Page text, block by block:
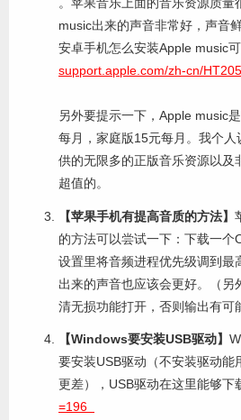
。苹果音乐上面的音乐资源质量
music出来的声音非常好，声音
安卓手机怎么安装Apple music
support.apple.com/zh-cn/
另外要提示一下，Apple music
每月，家庭版15元每月。我个
供的无限多的正版音乐资源以及
超值的。
【苹果手机有提高音质的方法】
的方法可以尝试一下：下载一个
设置里将音频进程优先级调到最
出来的声音也应该会更好。（另
清无损功能打开，否则输出有可
【Windows要安装USB驱动】
要安装USB驱动（不安装驱动能
更差），USB驱动在这里能够下
=196